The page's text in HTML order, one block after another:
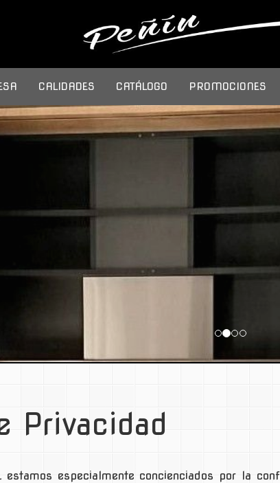
CALIDADES CATÁLOGO PROMOCIONES
Privacidad
estamos especialmente concienciados por la